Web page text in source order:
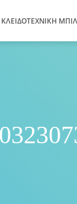
ΚΛΕΙΔΟΤΕΧΝΙΚΗ